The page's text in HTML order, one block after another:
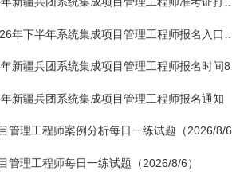
新疆兵团系统集成项目管理工程师报名通知
管理工程师案例分析每日一练试题（2026/8/6
管理工程师每日一练试题（2026/8/6）